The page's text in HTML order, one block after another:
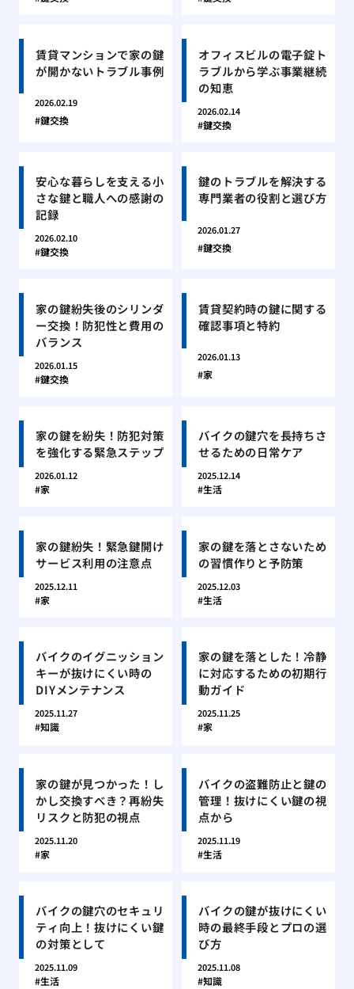
賃貸マンションで家の鍵
が開かないトラブル事例
2026.02.19
鍵交換
オフィスビルの電子錠ト
ラブルから学ぶ事業継続
の知恵
2026.02.14
鍵交換
安心な暮らしを支える小
さな鍵と職人への感謝の
記録
2026.02.10
鍵交換
鍵のトラブルを解決する
専門業者の役割と選び方
2026.01.27
鍵交換
家の鍵紛失後のシリンダ
ー交換！防犯性と費用の
バランス
2026.01.15
鍵交換
賃貸契約時の鍵に関する
確認事項と特約
2026.01.13
家
家の鍵を紛失！防犯対策
を強化する緊急ステップ
2026.01.12
家
バイクの鍵穴を長持ちさ
せるための日常ケア
2025.12.14
生活
家の鍵紛失！緊急鍵開け
サービス利用の注意点
2025.12.11
家
家の鍵を落とさないため
の習慣作りと予防策
2025.12.03
生活
バイクのイグニッション
キーが抜けにくい時の
DIYメンテナンス
2025.11.27
知識
家の鍵を落とした！冷静
に対応するための初期行
動ガイド
2025.11.25
家
家の鍵が見つかった！し
かし交換すべき？再紛失
リスクと防犯の視点
2025.11.20
家
バイクの盗難防止と鍵の
管理！抜けにくい鍵の視
点から
2025.11.19
生活
バイクの鍵穴のセキュリ
ティ向上！抜けにくい鍵
の対策として
2025.11.09
生活
バイクの鍵が抜けにくい
時の最終手段とプロの選
び方
2025.11.08
知識